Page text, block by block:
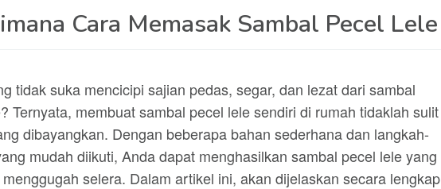
Cara Memasak Sambal Pecel Lele
tidak suka mencicipi sajian pedas, segar, dan lezat dari sambal
Ternyata, membuat sambal pecel lele sendiri di rumah tidaklah sulit
dibayangkan. Dengan beberapa bahan sederhana dan langkah-
mudah diikuti, Anda dapat menghasilkan sambal pecel lele yang
selera. Dalam artikel ini, akan dijelaskan secara lengkap